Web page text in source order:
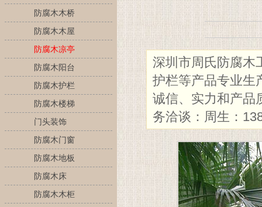
防腐木木桥
防腐木木屋
防腐木凉亭
防腐木阳台
防腐木护栏
防腐木楼梯
门头装饰
防腐木门窗
防腐木地板
防腐木床
防腐木木柜
深圳市周氏防腐木
护栏等产品专业生
诚信、实力和产品
务洽谈：周生：